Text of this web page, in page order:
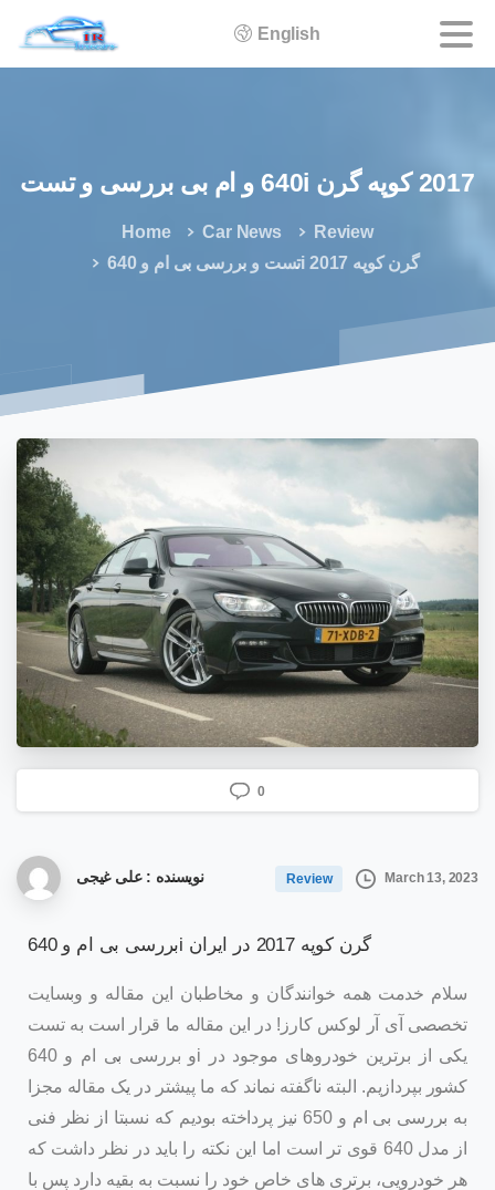
English
تست و بررسی بی ام و 640i گرن کوپه 2017
Home Car News
Review
تست و بررسی بی ام و 640i گرن کوپه 2017
0
نویسنده : علی غیجی Review March 13, 2023
بررسی بی ام و 640i گرن کوپه 2017 در ایران
سلام خدمت همه خوانندگان و مخاطبان این مقاله و وبسایت
تخصصی آی آر لوکس کارز! در این مقاله ما قرار است به تست
و بررسی بی ام و 640i یکی از برترین خودروهای موجود در
کشور بپردازیم. البته ناگفته نماند که ما پیشتر در یک مقاله مجزا
به بررسی بی ام و 650 نیز پرداخته بودیم که نسبتا از نظر فنی
از مدل 640 قوی تر است اما این نکته را باید در نظر داشت که
هر خودرویی، برتری های خاص خود را نسبت به بقیه دارد پس با